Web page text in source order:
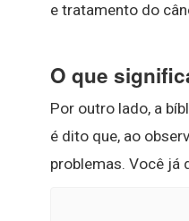
e tratamento do
O que
Por outro lado, a
é dito que, ao
problemas. Você já